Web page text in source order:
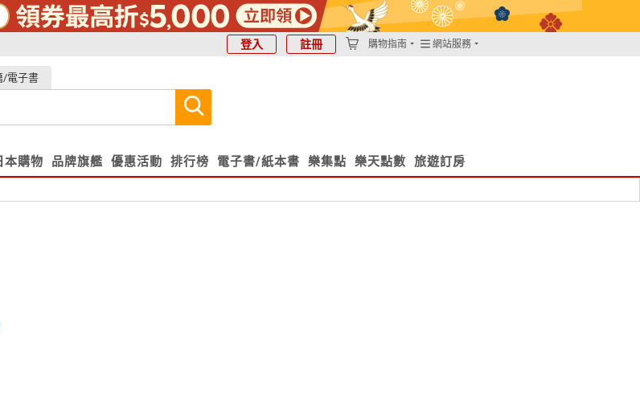
登入 註冊 購物指南 網站服務
/電子書
本購物 品牌旗艦 優惠活動 排行榜 電子書/紙本書 樂集點 樂天點數 旅遊訂房